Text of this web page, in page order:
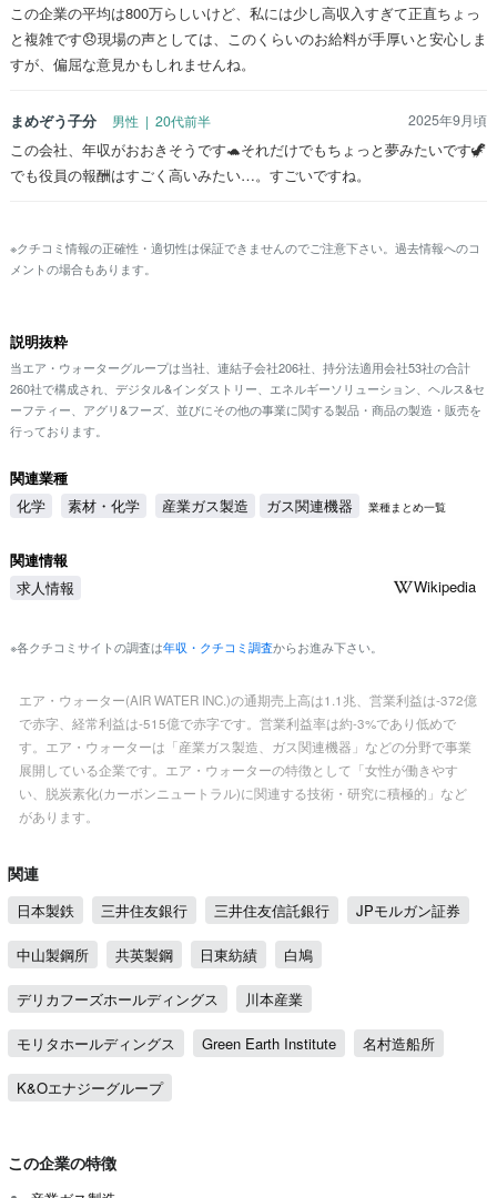
この企業の平均は800万らしいけど、私には少し高収入すぎて正直ちょっ
と複雑です😞現場の声としては、このくらいのお給料が手厚いと安心しま
すが、偏屈な意見かもしれませんね。
まめぞう子分 男性 | 20代前半 2025年9月頃
この会社、年収がおおきそうです🐢それだけでもちょっと夢みたいです🦖
でも役員の報酬はすごく高いみたい…。すごいですね。
※クチコミ情報の正確性・適切性は保証できませんのでご注意下さい。過去情報へのコ
メントの場合もあります。
説明抜粋
当エア・ウォーターグループは当社、連結子会社206社、持分法適用会社53社の合計
260社で構成され、デジタル&インダストリー、エネルギーソリューション、ヘルス&セ
ーフティー、アグリ&フーズ、並びにその他の事業に関する製品・商品の製造・販売を
行っております。
関連業種
化学
素材・化学 産業ガス製造 ガス関連機器 業種まとめ一覧
関連情報
求人情報
Wikipedia
※各クチコミサイトの調査は年収・クチコミ調査からお進み下さい。
エア・ウォーター(AIR WATER INC.)の通期売上高は1.1兆、営業利益は-372億
で赤字、経常利益は-515億で赤字です。営業利益率は約-3%であり低めで
す。エア・ウォーターは「産業ガス製造、ガス関連機器」などの分野で事業
展開している企業です。エア・ウォーターの特徴として「女性が働きやす
い、脱炭素化(カーボンニュートラル)に関連する技術・研究に積極的」など
があります。
関連
日本製鉄 三井住友銀行 三井住友信託銀行 JPモルガン証券
中山製鋼所 共英製鋼 日東紡績 白鳩
デリカフーズホールディングス 川本産業
モリタホールディングス Green Earth Institute 名村造船所
K&Oエナジーグループ
この企業の特徴